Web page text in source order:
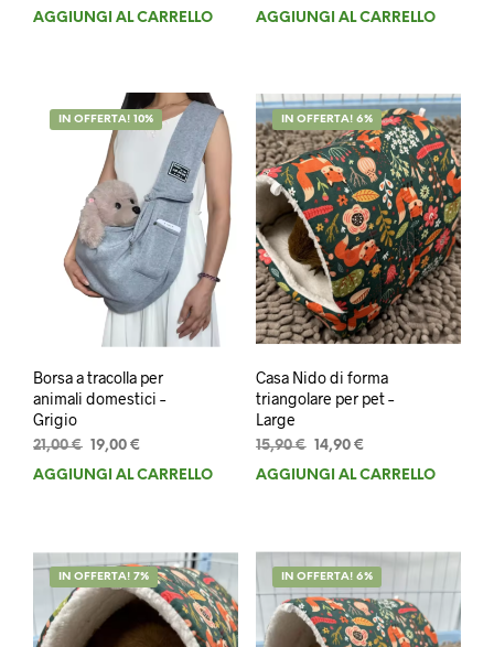
prezzo
prezzo
AGGIUNGI AL CARRELLO
prezzo
prezzo
AGGIUNGI AL CARRELLO
IN OFFERTA! 10%
Borsa a tracolla per
animali domestici –
Grigio
21,00€ Il
prezzo
19,00 €
prezzo
AGGIUNGI AL CARRELLO
IN OFFERTA! 6%
Casa Nido di forma
triangolare per pet –
Large
15,90€ Il
prezzo
14,90 €Il
prezzo
AGGIUNGI AL CARRELLO
IN OFFERTA! 7% IN OFFERTA! 6%